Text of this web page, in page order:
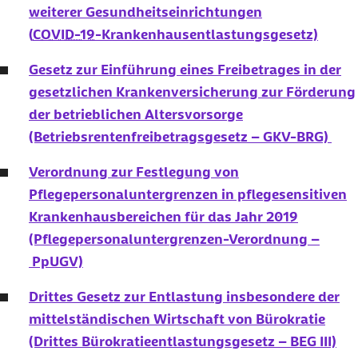
weiterer Gesundheitseinrichtungen
(COVID-19-Krankenhausentlastungsgesetz)
Gesetz zur Einführung eines Freibetrages in der
gesetzlichen Krankenversicherung zur Förderung
der betrieblichen Altersvorsorge
(Betriebsrentenfreibetragsgesetz – GKV-BRG)
Verordnung zur Festlegung von
Pflegepersonaluntergrenzen in pflegesensitiven
Krankenhausbereichen für das Jahr 2019
(Pflegepersonaluntergrenzen-Verordnung –
PpUGV)
Drittes Gesetz zur Entlastung insbesondere der
mittelständischen Wirtschaft von Bürokratie
(Drittes Bürokratieentlastungsgesetz – BEG III)